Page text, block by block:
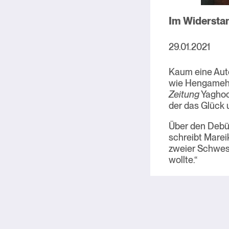
Im
29.01.2021
Kaum eine
wie
Zeitung
der das Glück
Über den
schreibt
zweier
wollte.“